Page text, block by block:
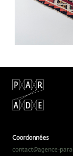
Coordonnées
contact@agence-